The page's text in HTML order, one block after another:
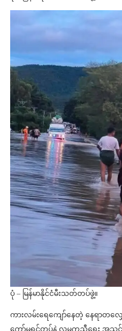
ပုံ – မြန်မာနိုင်ငံမီးသတ်တပ်ဖွဲ့။
ကားလမ်းရေကျော်နေတဲ့ နေရာတလျှ
ကော်မရှင်တပ်နဲ့ လူမှုကူညီရေး အသင်း